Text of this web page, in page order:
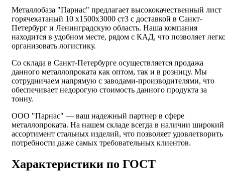
Металлобаза "Парнас" предлагает высококачественный лист
горячекатаный 10 х1500х3000 ст3 с доставкой в Санкт-
Петербург и Ленинградскую область. Наша компания
находится в удобном месте, рядом с КАД, что позволяет
организовать логистику.
Со склада в Санкт-Петербурге осуществляется продажа
данного металлопроката как оптом, так и в розницу. Мы
сотрудничаем напрямую с заводами-производителями, что
обеспечивает недорогую стоимость данного продукта за
тонну.
ООО "Парнас" — ваш надежный партнер в сфере
металлопроката. На нашем складе всегда в наличии широкий
ассортимент стальных изделий, что позволяет удовлетворить
потребности даже самых требовательных клиентов.
Характеристики по ГОСТ